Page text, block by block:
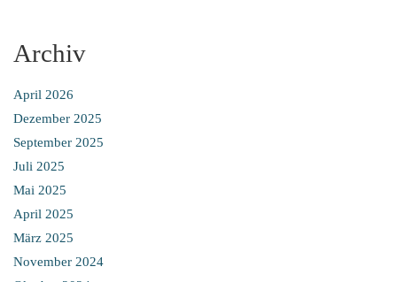
Archiv
April 2026
Dezember 2025
September 2025
Juli 2025
Mai 2025
April 2025
März 2025
November 2024